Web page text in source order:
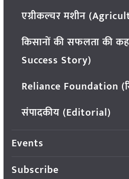
एग्रीकल्चर मशीन
किसानों की सफलता की
Success Story)
Reliance Foundation
संपादकीय (Editorial)
Events
Subscribe